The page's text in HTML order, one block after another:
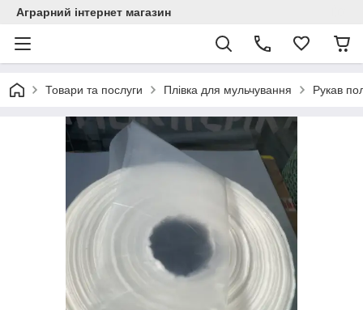
Аграрний інтернет магазин
Товари та послуги Плівка для мульчування Рукав